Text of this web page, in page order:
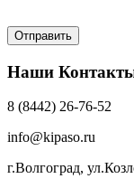
Наши
8 (8442) 26-76-52
info@kipaso.ru
г.Волгоград,